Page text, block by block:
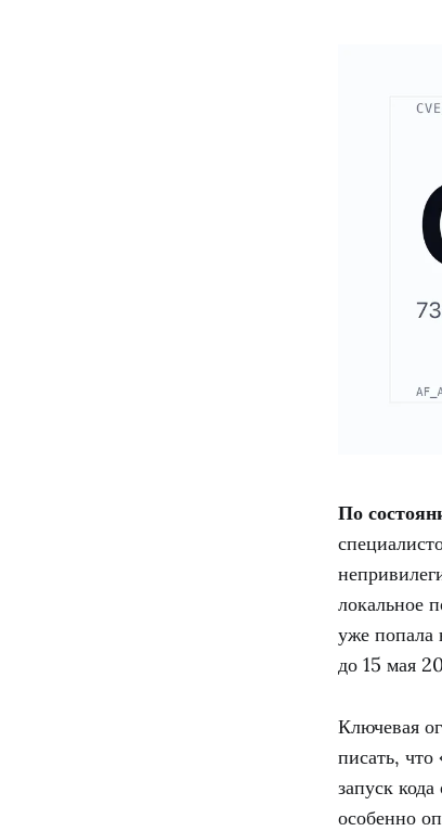
По
локальное
уже
до 15 мая
Ключевая
писать,
запуск
особенно